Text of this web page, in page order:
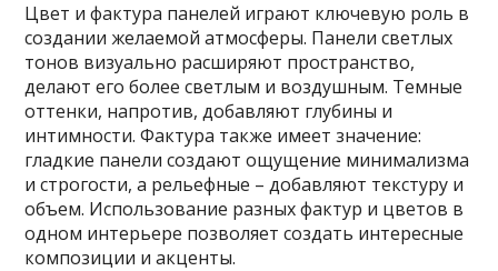
Цвет и фактура панелей играют ключевую роль в
создании желаемой атмосферы. Панели светлых
тонов визуально расширяют пространство,
делают его более светлым и воздушным. Темные
оттенки, напротив, добавляют глубины и
интимности. Фактура также имеет значение:
гладкие панели создают ощущение минимализма
и строгости, а рельефные – добавляют текстуру и
объем. Использование разных фактур и цветов в
одном интерьере позволяет создать интересные
композиции и акценты.